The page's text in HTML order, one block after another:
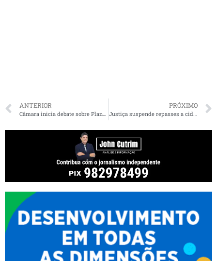
ANTERIOR PRÓXIMO